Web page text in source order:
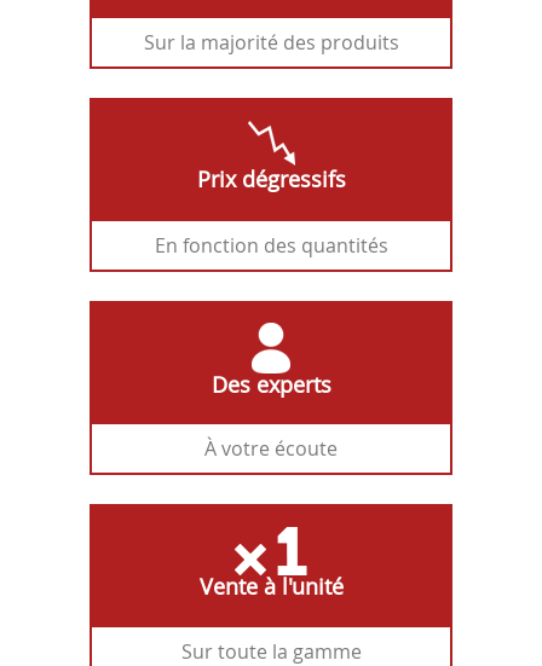
Sur la majorité des produits
Prix dégressifs
En fonction des quantités
Des experts
À votre écoute
Vente à l'unité
Sur toute la gamme